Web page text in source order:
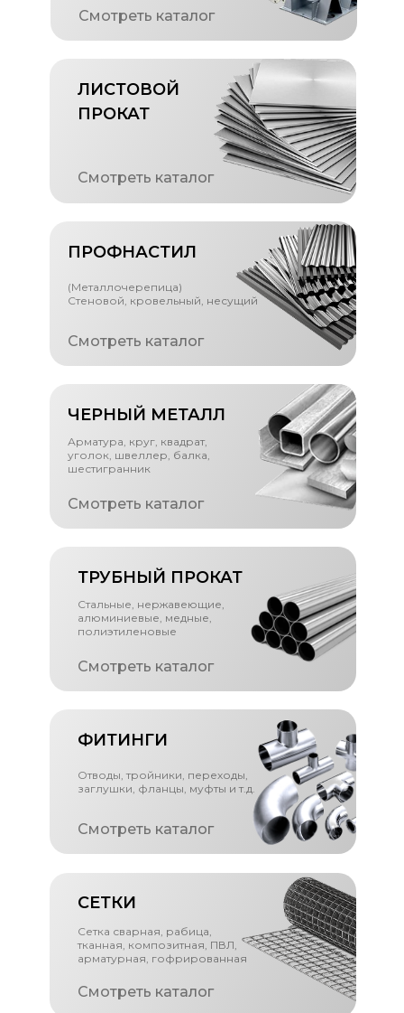
ЛИСТОВОЙ
ПРОКАТ
Смотреть каталог
ПРОФНАСТИЛ
Смотреть каталог
(Металлочерепица)
Стеновой, кровельный, несущий
ЧЕРНЫЙ МЕТАЛЛ
Смотреть каталог
Арматура, круг, квадрат,
уголок, швеллер, балка,
шестигранник
ФИТИНГИ
Смотреть каталог
Отводы, тройники, переходы,
заглушки, фланцы, муфты и т.д.
Смотреть каталог
Сетка сварная, рабица,
тканная, композитная, ПВЛ,
арматурная, гофрированная
СЕТКИ
Смотреть каталог
ТРУБНЫЙ ПРОКАТ
Смотреть каталог
Стальные, нержавеющие,
алюминиевые, медные,
полиэтиленовые